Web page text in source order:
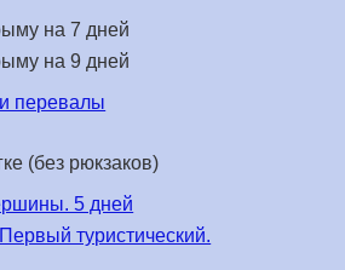
на 7 дней
на 9 дней
перевалы
(без рюкзаков)
5 дней
туристический.